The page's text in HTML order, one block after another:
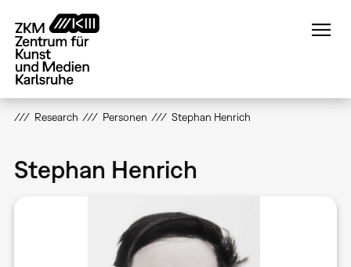
zum
Inhalt
Research Personen Stephan Henrich
Stephan Henrich